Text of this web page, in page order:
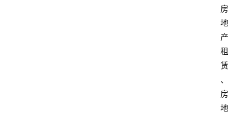
房
地
产
租
赁
、
房
地